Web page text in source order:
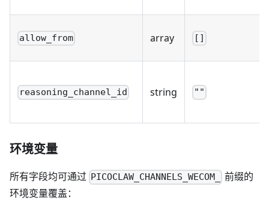
allow_from array []
reasoning_channel_id string ""
环境变量
所有字段均可通过 PICOCLAW_CHANNELS_WECOM_
前缀的
环境变量覆盖：